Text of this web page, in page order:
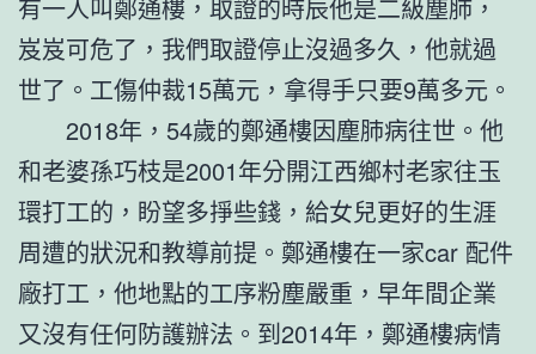
有一人叫鄭通樓，取證的時辰他是二級塵肺，
岌岌可危了，我們取證停止沒過多久，他就過
世了。工傷仲裁15萬元，拿得手只要9萬多元。
2018年，54歲的鄭通樓因塵肺病往世。他
和老婆孫巧枝是2001年分開江西鄉村老家往玉
環打工的，盼望多掙些錢，給女兒更好的生涯
周遭的狀況和教導前提。鄭通樓在一家car 配件
廠打工，他地點的工序粉塵嚴重，早年間企業
又沒有任何防護辦法。到2014年，鄭通樓病情